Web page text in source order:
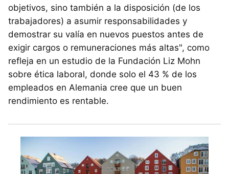
objetivos, sino también a la disposición (de los
trabajadores) a asumir responsabilidades y
demostrar su valía en nuevos puestos antes de
exigir cargos o remuneraciones más altas", como
refleja en un estudio de la Fundación Liz Mohn
sobre ética laboral, donde solo el 43 % de los
empleados en Alemania cree que un buen
rendimiento es rentable.